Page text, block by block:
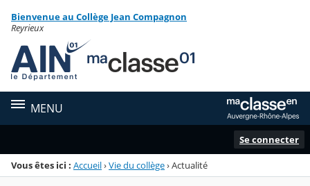
Menu de la rubrique
Contenu
Bienvenue au Collège Jean Compagnon
Reyrieux
MENU
Se connecter
Vous êtes ici : Accueil›Vie du collège›Actualité